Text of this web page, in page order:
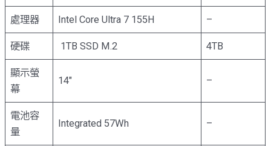
處理器 Intel Core Ultra 7 155H –
硬碟 1TB SSD M.2 4TB
顯示螢
幕
14″ –
電池容
量
Integrated 57Wh –